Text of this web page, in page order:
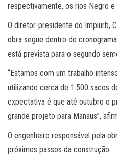
respectivamente, os rios Negro e
O diretor-presidente do Implurb,
obra segue dentro do
está prevista para o segundo
“Estamos com um trabalho
utilizando cerca de 1.500 sacos
expectativa é que até outubro o
grande projeto para Manaus”,
O engenheiro responsável pela
próximos passos da construção.